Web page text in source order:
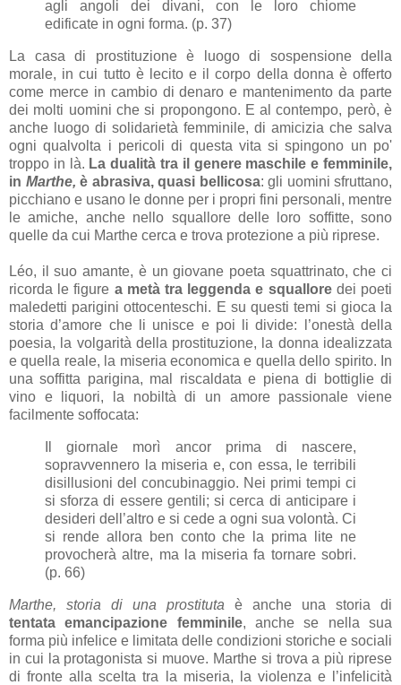
agli angoli dei divani, con le loro chiome
edificate in ogni forma. (p. 37)
La casa di prostituzione è luogo di sospensione della
morale, in cui tutto è lecito e il corpo della donna è offerto
come merce in cambio di denaro e mantenimento da parte
dei molti uomini che si propongono. E al contempo, però, è
anche luogo di solidarietà femminile, di amicizia che salva
ogni qualvolta i pericoli di questa vita si spingono un po'
troppo in là. La dualità tra il genere maschile e femminile,
in Marthe, è abrasiva, quasi bellicosa: gli uomini sfruttano,
picchiano e usano le donne per i propri fini personali, mentre
le amiche, anche nello squallore delle loro soffitte, sono
quelle da cui Marthe cerca e trova protezione a più riprese.
Léo, il suo amante, è un giovane poeta squattrinato, che ci
ricorda le figure a metà tra leggenda e squallore dei poeti
maledetti parigini ottocenteschi. E su questi temi si gioca la
storia d’amore che li unisce e poi li divide: l’onestà della
poesia, la volgarità della prostituzione, la donna idealizzata
e quella reale, la miseria economica e quella dello spirito. In
una soffitta parigina, mal riscaldata e piena di bottiglie di
vino e liquori, la nobiltà di un amore passionale viene
facilmente soffocata:
Il giornale morì ancor prima di nascere,
sopravvennero la miseria e, con essa, le terribili
disillusioni del concubinaggio. Nei primi tempi ci
si sforza di essere gentili; si cerca di anticipare i
desideri dell’altro e si cede a ogni sua volontà. Ci
si rende allora ben conto che la prima lite ne
provocherà altre, ma la miseria fa tornare sobri.
(p. 66)
Marthe, storia di una prostituta è anche una storia di
tentata
emancipazione femminile, anche se nella sua
forma più infelice e limitata delle condizioni storiche e sociali
in cui la protagonista si muove. Marthe si trova a più riprese
di fronte alla scelta tra la miseria, la violenza e l’infelicità